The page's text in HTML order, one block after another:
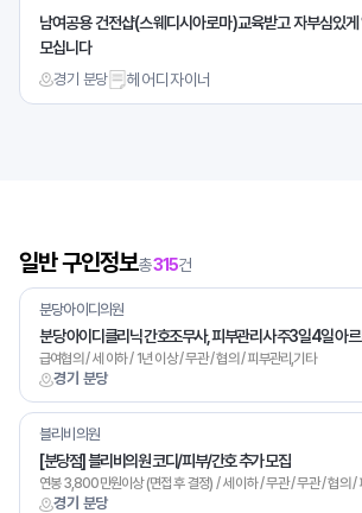
남여공용 건전샵(스웨디시아로마)교육받고 자부심있
모십니다
경기 분당 헤어디자이너
일반 구인정보총315건
경기 분당
분당아이디의원
분당 아이디클리닉 간호조무사, 피부관리사 주3일4일 아
급여협의 / 세 이하 / 1년 이상 / 무관 / 협의 / 피부관리,기타
경기 분당
블리비의원
[분당점] 블리비의원 코디/피부/간호 추가 모집
연봉 3,800만원이상 (면접 후 결정) / 세 이하 / 무관 / 무관 / 협의 /